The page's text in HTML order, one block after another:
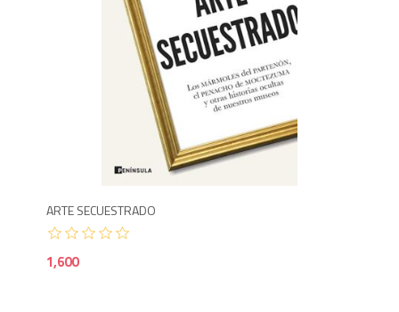
ARTE SECUESTRADO
1,600